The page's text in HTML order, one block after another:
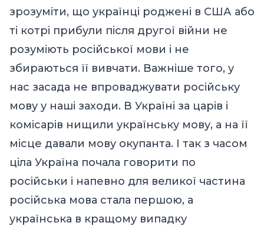
зрозуміти, що українці роджені в США або
ті котрі прибули після другої війни не
розуміють російської мови і не
збираються її вивчати. Важніше того, у
нас засада не впроваджувати російську
мову у наші заходи. В Україні за царів і
комісарів нищили українську мову, а на її
місце давали мову окупанта. І так з часом
ціла Україна почала говорити по
російськи і напевно для великої частина
російська мова стала першою, а
українська в кращому випадку